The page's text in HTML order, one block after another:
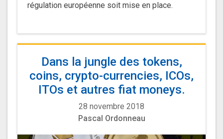
régulation européenne soit mise en place.
Dans la jungle des tokens,
coins, crypto-currencies, ICOs,
ITOs et autres fiat moneys.
28 novembre 2018
Pascal Ordonneau